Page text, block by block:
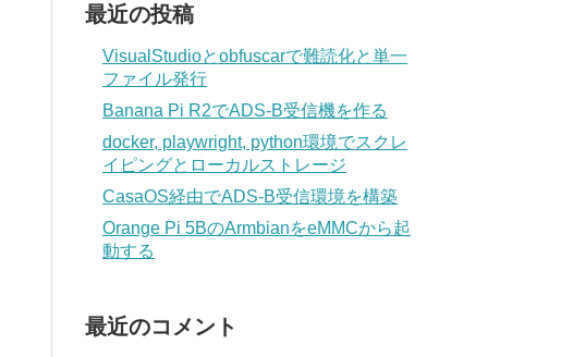
最近の投稿
VisualStudioとobfuscarで難読化と単一
ファイル発行
Banana Pi R2でADS-B受信機を作る
docker, playwright, python環境でスクレ
イピングとローカルストレージ
CasaOS経由でADS-B受信環境を構築
Orange Pi 5BのArmbianをeMMCから起
動する
最近のコメント